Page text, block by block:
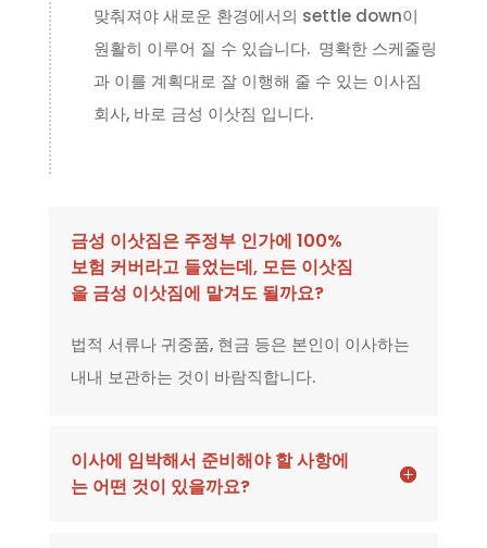
맞춰져야 새로운 환경에서의 settle down이
원활히 이루어 질 수 있습니다. 명확한 스케줄링
과 이를 계획대로 잘 이행해 줄 수 있는 이사짐
회사, 바로 금성 이삿짐 입니다.
금성 이삿짐은 주정부 인가에 100%
보험 커버라고 들었는데, 모든 이삿짐
을 금성 이삿짐에 맡겨도 될까요?
법적 서류나 귀중품, 현금 등은 본인이 이사하는
내내 보관하는 것이 바람직합니다.
이사에 임박해서 준비해야 할 사항에
는 어떤 것이 있을까요?